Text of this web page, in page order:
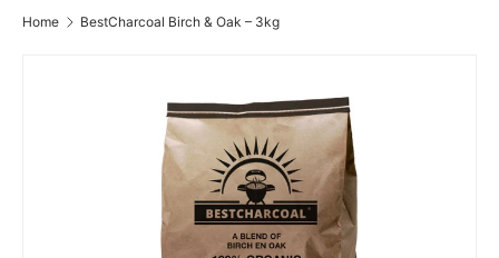
Home BestCharcoal Birch & Oak – 3kg
Ga direct naar productinformatie